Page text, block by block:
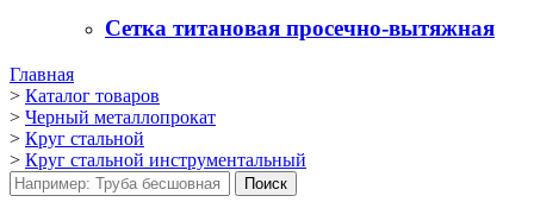
Сетка титановая просечно-вытяжная
Главная
> Каталог товаров
> Черный металлопрокат
> Круг стальной
> Круг стальной инструментальный